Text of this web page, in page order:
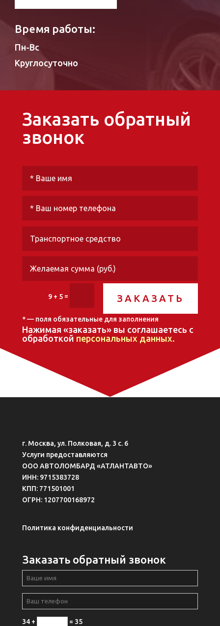
Время работы:
Пн-Вс
Круглосуточно
Заказать обратный
звонок
9 + 5 = ЗАКАЗАТЬ
* — поля обязательные для заполнения
Нажимая «заказать» вы соглашаетесь с
обработкой персональных данных.
г. Москва, ул. Полковая, д. 3 с. 6
Услуги предоставляются
ООО АВТОЛОМБАРД «АТЛАНТАВТО»
ИНН: 9715383728
КПП: 771501001
ОГРН: 1207700168972
Политика конфиденциальности
Заказать обратный звонок
34 + = 35